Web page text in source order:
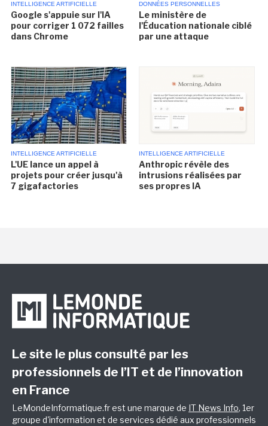
INTELLIGENCE ARTIFICIELLE
Google s'appuie sur l'IA
pour corriger 1 072 failles
dans Chrome
DONNÉES PERSONNELLES
Le ministère de
l'Éducation nationale ciblé
par une attaque
INTELLIGENCE ARTIFICIELLE
L'UE lance un appel à
projets pour créer jusqu'à
7 gigafactories
INTELLIGENCE ARTIFICIELLE
Anthropic révèle des
intrusions réalisées par
ses propres IA
Le site le plus consulté par les
professionnels de l’IT et de l’innovation
en France
LeMondeInformatique.fr est une marque de IT News Info, 1er
groupe d'information et de services dédié aux professionnels